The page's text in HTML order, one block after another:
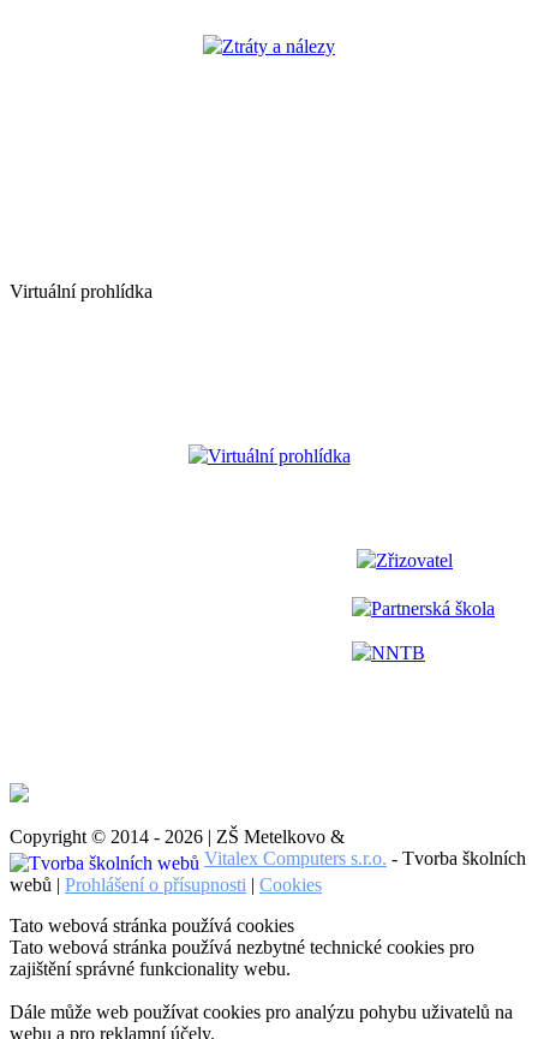
Ztráty a nálezy
Virtuální prohlídka
Virtuální prohlídka
Zřizovatel
Partnerská škola
NNTB
Copyright © 2014 - 2026 | ZŠ Metelkovo &
Vitalex Computers s.r.o. - Tvorba školních
webů | Prohlášení o přísupnosti | Cookies
Tato webová stránka používá cookies
Tato webová stránka používá nezbytné technické cookies pro
zajištění správné funkcionality webu.
Dále může web používat cookies pro analýzu pohybu uživatelů na
webu a pro reklamní účely.